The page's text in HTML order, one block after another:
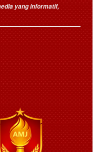
yang informatif,